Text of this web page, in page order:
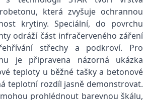
která zvyšuje ochrannou
krytiny. Speciální, do povrchu
odráží část infračerveného záření
střechy a podkroví. Pro
je připravena názorná ukázka
teploty u běžné tašky a betonové
teplotní rozdíl jasně demonstrovat.
prohlédnout barevnou škálu,